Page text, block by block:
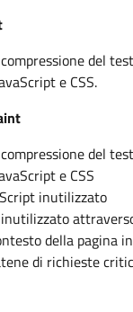
del
e CSS.
del
e CSS
inutilizzato
della pagina
di richieste